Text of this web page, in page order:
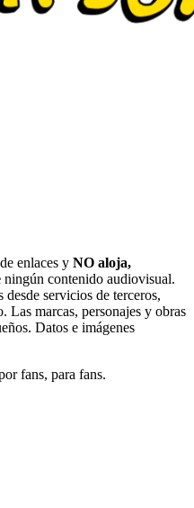
enlaces y NO aloja,
ningún contenido audiovisual.
servicios de terceros,
Las marcas, personajes y obras
Datos e imágenes
fans, para fans.